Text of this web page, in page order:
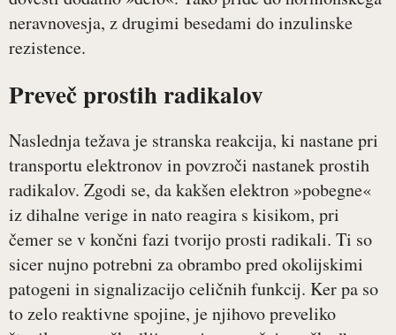
neravnovesja, z drugimi besedami do inzulinske
rezistence.
Preveč prostih radikalov
Naslednja težava je stranska reakcija, ki nastane pri
transportu elektronov in povzroči nastanek prostih
radikalov. Zgodi se, da kakšen elektron »pobegne«
iz dihalne verige in nato reagira s kisikom, pri
čemer se v končni fazi tvorijo prosti radikali. Ti so
sicer nujno potrebni za obrambo pred okolijskimi
patogeni in signalizacijo celičnih funkcij. Ker pa so
to zelo reaktivne spojine, je njihovo preveliko